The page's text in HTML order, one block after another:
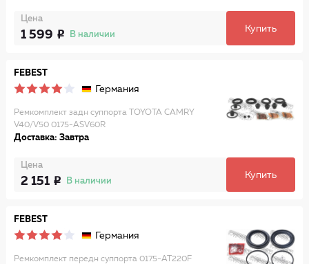
Цена
1 599 В наличии
Купить
FEBEST
Германия
Ремкомплект задн суппорта TOYOTA CAMRY
V40/V50 0175-ASV60R
Доставка: Завтра
Цена
2 151 В наличии
Купить
FEBEST
Германия
Ремкомплект передн суппорта 0175-AT220F